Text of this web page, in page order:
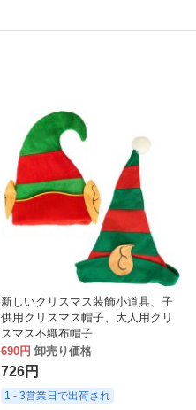
新しいクリスマス装飾小道具、子
供用クリスマス帽子、大人用クリ
スマス不織布帽子
690円 卸売り価格
726円
1 - 3営業日で出荷され